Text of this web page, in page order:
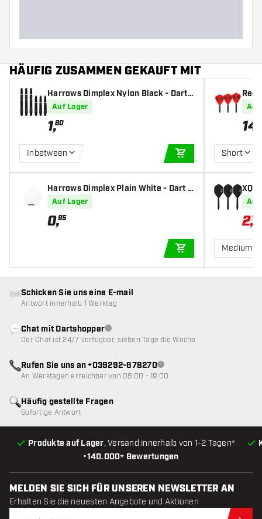
HÄUFIG ZUSAMMEN GEKAUFT MIT
Harrows Dimplex Nylon Black - Dart
Shafts
Auf Lager
1,80
Inbetween
IN DEN
Harrows Dimplex Plain White - Dart F
lights
Auf Lager
0,95
IN DEN
Red
Auf
14
Short
XQ
Auf
2,17
Medium
•140.000+ Bewertungen
Produkte auf Lager, Versand innerhalb von 1-2 Tagen*
Häufig gestellte Fragen
Sofortige Antwort
Schicken Sie uns eine E-mail
Antwort innerhalb 1 Werktag
Chat mit DartshopperKundenservice nicht verfügbar
Der Chat ist 24/7 verfügbar, sieben Tage die Woche
Rufen Sie uns an +039292-678270Kundenservice nicht
An Werktagen erreichbar von 08:00 - 19:00
MELDEN SIE SICH FÜR UNSEREN NEWSLETTER AN
Erhalten Sie die neuesten Angebote und Aktionen